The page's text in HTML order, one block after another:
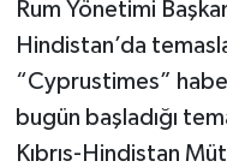
Rum Yönetimi
Hindistan’da
“Cyprustimes”
bugün başladığı
Kıbrıs-Hindistan